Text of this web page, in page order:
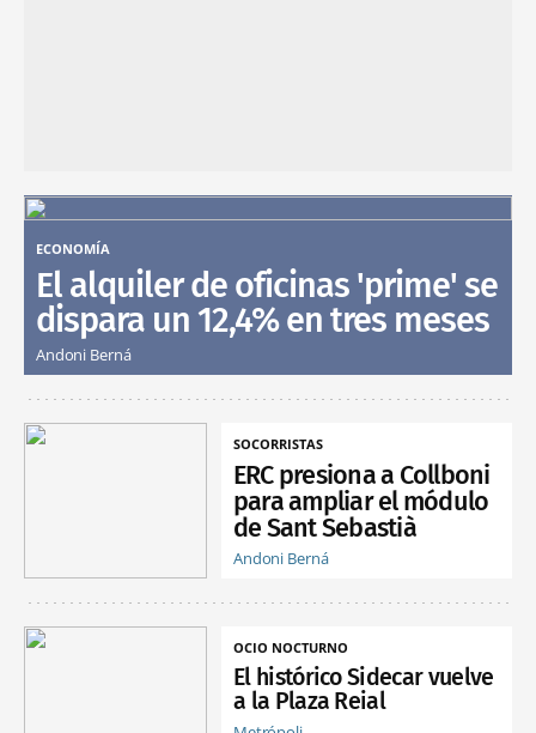
ECONOMÍA
El alquiler de oficinas 'prime' se
dispara un 12,4% en tres meses
Andoni Berná
SOCORRISTAS
ERC presiona a Collboni
para ampliar el módulo
de Sant Sebastià
Andoni Berná
OCIO NOCTURNO
El histórico Sidecar vuelve
a la Plaza Reial